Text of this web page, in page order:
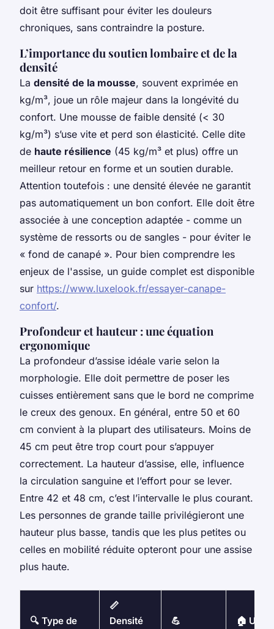
doit être suffisant pour éviter les douleurs
chroniques, sans contraindre la posture.
L’importance du soutien lombaire et de la
densité
La densité de la mousse, souvent exprimée en
kg/m³, joue un rôle majeur dans la longévité du
confort. Une mousse de faible densité (< 30
kg/m³) s’use vite et perd son élasticité. Celle dite
de haute résilience (45 kg/m³ et plus) offre un
meilleur retour en forme et un soutien durable.
Attention toutefois : une densité élevée ne garantit
pas automatiquement un bon confort. Elle doit être
associée à une conception adaptée - comme un
système de ressorts ou de sangles - pour éviter le
« fond de canapé ». Pour bien comprendre les
enjeux de l'assise, un guide complet est disponible
sur https://www.luxelook.fr/essayer-canape-
confort/.
Profondeur et hauteur : une équation
ergonomique
La profondeur d’assise idéale varie selon la
morphologie. Elle doit permettre de poser les
cuisses entièrement sans que le bord ne comprime
le creux des genoux. En général, entre 50 et 60
cm convient à la plupart des utilisateurs. Moins de
45 cm peut être trop court pour s’appuyer
correctement. La hauteur d’assise, elle, influence
la circulation sanguine et l’effort pour se lever.
Entre 42 et 48 cm, c’est l’intervalle le plus courant.
Les personnes de grande taille privilégieront une
hauteur plus basse, tandis que les plus petites ou
celles en mobilité réduite opteront pour une assise
plus haute.
🔍 Type de
📏
Densité
💪
🏠